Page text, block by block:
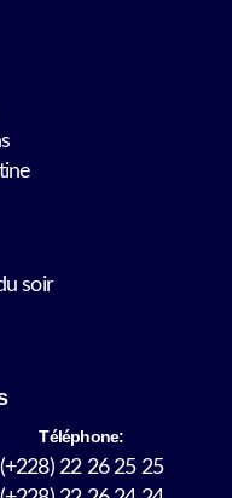
soir
Téléphone:
(+228) 22 26 25 25